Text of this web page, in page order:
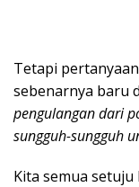
Tetapi
sebenarnya baru
pengulangan dari
sungguh-sungguh
Kita semua